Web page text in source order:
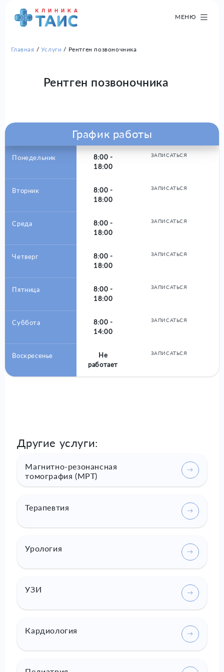
МЕНЮ
Главная Услуги Рентген позвоночника
Рентген позвоночника
График работы
Понедельник
8:00 -
18:00
ЗАПИСАТЬСЯ
Вторник
8:00 -
18:00
ЗАПИСАТЬСЯ
Среда
8:00 -
18:00
ЗАПИСАТЬСЯ
Четверг
8:00 -
18:00
ЗАПИСАТЬСЯ
Пятница
8:00 -
18:00
ЗАПИСАТЬСЯ
Суббота
8:00 -
14:00
ЗАПИСАТЬСЯ
Воскресенье
Не
работает
ЗАПИСАТЬСЯ
Другие услуги:
Магнитно-резонансная
томография (МРТ)
Терапевтия
Урология
УЗИ
Кардиология